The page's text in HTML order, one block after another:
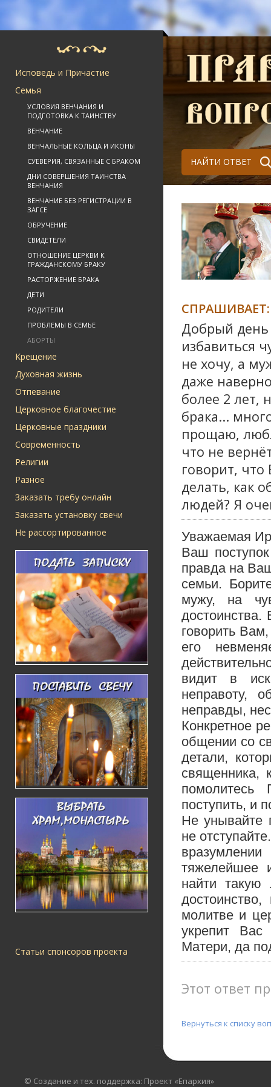
Исповедь и Причастие
Семья
УСЛОВИЯ ВЕНЧАНИЯ И
ПОДГОТОВКА К ТАИНСТВУ
ВЕНЧАНИЕ
ВЕНЧАЛЬНЫЕ КОЛЬЦА И ИКОНЫ
СУЕВЕРИЯ, СВЯЗАННЫЕ С БРАКОМ
ДНИ СОВЕРШЕНИЯ ТАИНСТВА
ВЕНЧАНИЯ
ВЕНЧАНИЕ БЕЗ РЕГИСТРАЦИИ В
ЗАГСЕ
ОБРУЧЕНИЕ
СВИДЕТЕЛИ
ОТНОШЕНИЕ ЦЕРКВИ К
ГРАЖДАНСКОМУ БРАКУ
РАСТОРЖЕНИЕ БРАКА
ДЕТИ
РОДИТЕЛИ
ПРОБЛЕМЫ В СЕМЬЕ
АБОРТЫ
Крещение
Духовная жизнь
Отпевание
Церковное благочестие
Церковные праздники
Современность
Религии
Разное
Заказать требу онлайн
Заказать установку свечи
Не рассортированное
Статьи спонсоров проекта
НАЙТИ ОТВЕТ
СПРАШИВАЕТ:
Добрый день
избавиться
не хочу, а
даже
более 2 лет,
брака...
прощаю,
что не
говорит,
делать, как
людей? Я
Уважаемая
Ваш
правда на
семьи.
мужу, на
достоинства.
говорить
его
видит в
неправоту,
неправды,
Конкретное
общении со
детали,
священника,
поступить, и
Не унывайте
не
тяжелейшее
найти такую
молитве и
укрепит
Матери, да
Этот ответ
Вернуться к списку
© Создание и тех. поддержка: Проект «Епархия»